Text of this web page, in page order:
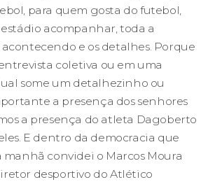
para quem gosta do futebol,
acompanhar, toda a
e os detalhes. Porque
coletiva ou em uma
some um detalhezinho ou
a presença dos senhores
a presença do atleta Dagoberto
E dentro da democracia que
manhã convidei o Marcos Moura
desportivo do Atlético